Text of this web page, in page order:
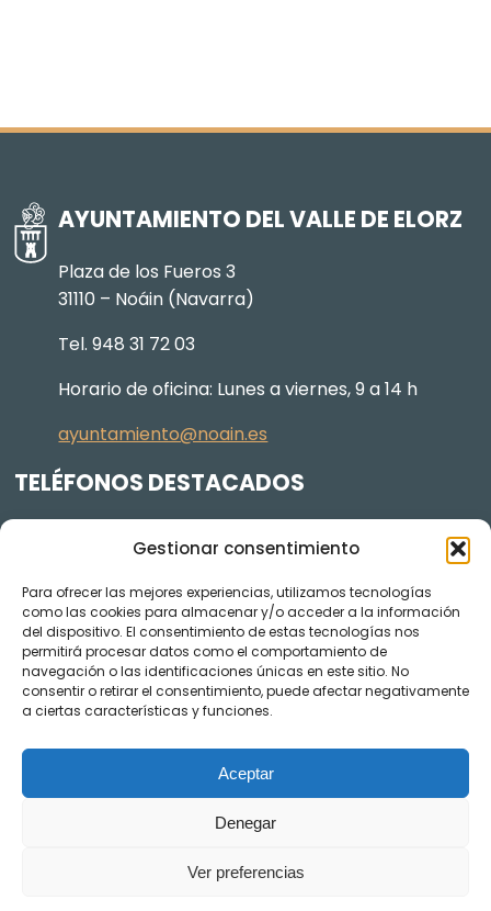
Gestionar consentimiento
Para ofrecer las mejores experiencias, utilizamos tecnologías
como las cookies para almacenar y/o acceder a la información
del dispositivo. El consentimiento de estas tecnologías nos
permitirá procesar datos como el comportamiento de
navegación o las identificaciones únicas en este sitio. No
consentir o retirar el consentimiento, puede afectar negativamente
a ciertas características y funciones.
Aceptar
Denegar
Ver preferencias
AYUNTAMIENTO DEL VALLE DE ELORZ
Plaza de los Fueros 3
31110 – Noáin (Navarra)
Tel. 948 31 72 03
Horario de oficina: Lunes a viernes, 9 a 14 h
ayuntamiento@noain.es
TELÉFONOS DESTACADOS
605 834 045
948 368 156
Jardinería y Agenda Local 2030
948 074 848
TRANSPARENCIA
Videos de los plenos en YouTube